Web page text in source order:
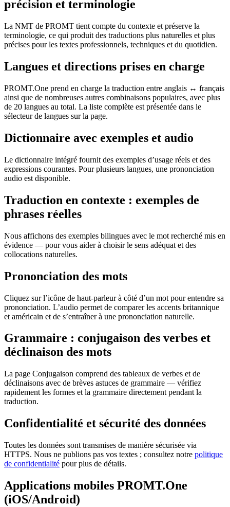
précision et terminologie
La NMT de PROMT tient compte du contexte et préserve la
terminologie, ce qui produit des traductions plus naturelles et plus
précises pour les textes professionnels, techniques et du quotidien.
Langues et directions prises en charge
PROMT.One prend en charge la traduction entre anglais ↔ français
ainsi que de nombreuses autres combinaisons populaires, avec plus
de 20 langues au total. La liste complète est présentée dans le
sélecteur de langues sur la page.
Dictionnaire avec exemples et audio
Le dictionnaire intégré fournit des exemples d’usage réels et des
expressions courantes. Pour plusieurs langues, une prononciation
audio est disponible.
Traduction en contexte : exemples de
phrases réelles
Nous affichons des exemples bilingues avec le mot recherché mis en
évidence — pour vous aider à choisir le sens adéquat et des
collocations naturelles.
Prononciation des mots
Cliquez sur l’icône de haut-parleur à côté d’un mot pour entendre sa
prononciation. L’audio permet de comparer les accents britannique
et américain et de s’entraîner à une prononciation naturelle.
Grammaire : conjugaison des verbes et
déclinaison des mots
La page Conjugaison comprend des tableaux de verbes et de
déclinaisons avec de brèves astuces de grammaire — vérifiez
rapidement les formes et la grammaire directement pendant la
traduction.
Confidentialité et sécurité des données
Toutes les données sont transmises de manière sécurisée via
HTTPS. Nous ne publions pas vos textes ; consultez notre politique
de confidentialité pour plus de détails.
Applications mobiles PROMT.One
(iOS/Android)